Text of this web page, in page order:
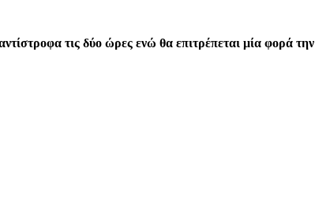
τις δύο ώρες ενώ θα επιτρέπεται μία φορά την